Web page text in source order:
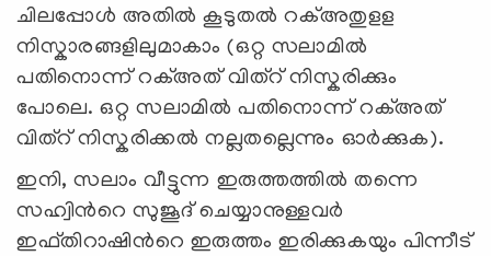
ചിലപ്പോൾ അതിൽ കൂടുതൽ റക്അതുളള
നിസ്കാരങ്ങളിലുമാകാം (ഒറ്റ സലാമിൽ
പതിനൊന്ന് റക്അത് വിത്റ് നിസ്കരിക്കും
പോലെ. ഒറ്റ സലാമിൽ പതിനൊന്ന് റക്അത്
വിത്റ് നിസ്കരിക്കൽ നല്ലതല്ലെന്നും ഓർക്കുക).
ഇനി, സലാം വീട്ടുന്ന ഇരുത്തത്തിൽ തന്നെ
സഹ്വിന്‍റെ സുജൂദ് ചെയ്യാനുള്ളവർ
ഇഫ്തിറാഷിന്‍റെ ഇരുത്തം ഇരിക്കുകയും പിന്നീട്